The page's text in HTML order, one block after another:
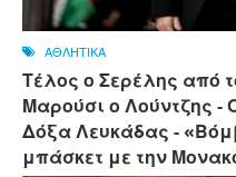
ΑΘΛΗΤΙΚΑ
Τέλος ο Σερέλης από
Μαρούσι ο Λούντζης -
Δόξα Λευκάδας -
μπάσκετ με την